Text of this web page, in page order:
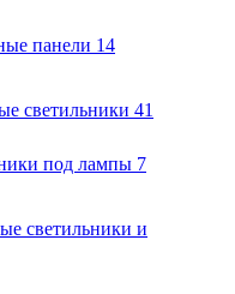
панели 14
светильники 41
под лампы 7
светильники и